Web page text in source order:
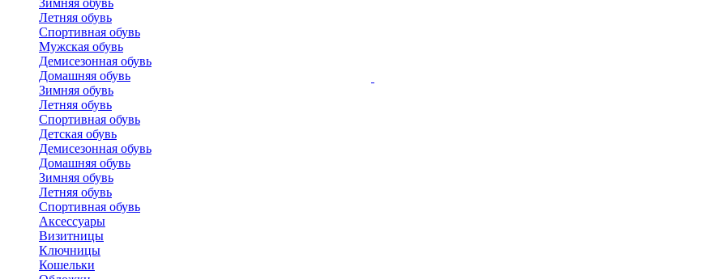
Зимняя обувь
Летняя обувь
Спортивная обувь
Мужская обувь
Демисезонная обувь
Домашняя обувь
Зимняя обувь
Летняя обувь
Спортивная обувь
Детская обувь
Демисезонная обувь
Домашняя обувь
Зимняя обувь
Летняя обувь
Спортивная обувь
Аксессуары
Визитницы
Ключницы
Кошельки